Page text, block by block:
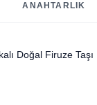
ANAHTARLIK